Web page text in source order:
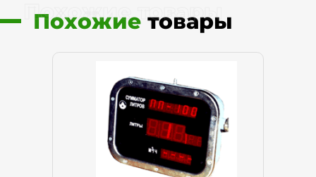
Похожие товары
Похожие товары